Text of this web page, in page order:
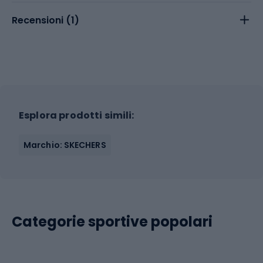
Recensioni (1)
Esplora prodotti simili:
Marchio: SKECHERS
Categorie sportive popolari